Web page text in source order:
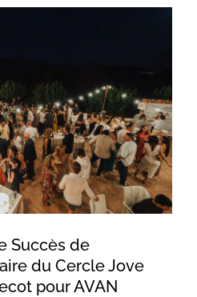
le Succès de
Solidaire du
de
AVAN
Succès de
du Cercle Jove
pour AVAN